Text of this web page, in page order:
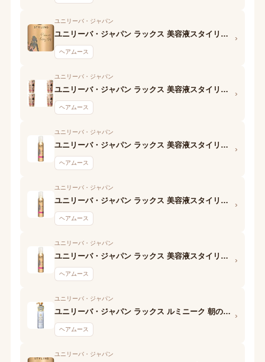
ユニリーバ・ジャパン
ユニリーバ・ジャパン ラックス 美容液スタイリング ふんわりエアムーブ フォーム
ヘアムース
›
ユニリーバ・ジャパン
ユニリーバ・ジャパン ラックス 美容液スタイリング パーマカムバックフォーム
ヘアムース
›
ユニリーバ・ジャパン
ユニリーバ・ジャパン ラックス 美容液スタイリング スーパーハード&キープフォーム
ヘアムース
›
ユニリーバ・ジャパン
ユニリーバ・ジャパン ラックス 美容液スタイリング スーパーハード&キープ フォーム
ヘアムース
›
ユニリーバ・ジャパン
ユニリーバ・ジャパン ラックス 美容液スタイリング アクティブウェーブフォーム
ヘアムース
›
ユニリーバ・ジャパン
ユニリーバ・ジャパン ラックス ルミニーク 朝の泡トリートメント
ヘアムース
›
ユニリーバ・ジャパン